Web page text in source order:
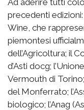
precedenti
Wine, che
piemontesi
dell’Agricoltura; il
d’Asti docg;
Vermouth di
del Monferrato;
biologico; l’Anag